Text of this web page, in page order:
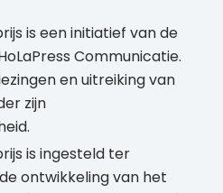
is een initiatief van de
Communicatie.
en uitreiking van
zijn
is ingesteld ter
ontwikkeling van het